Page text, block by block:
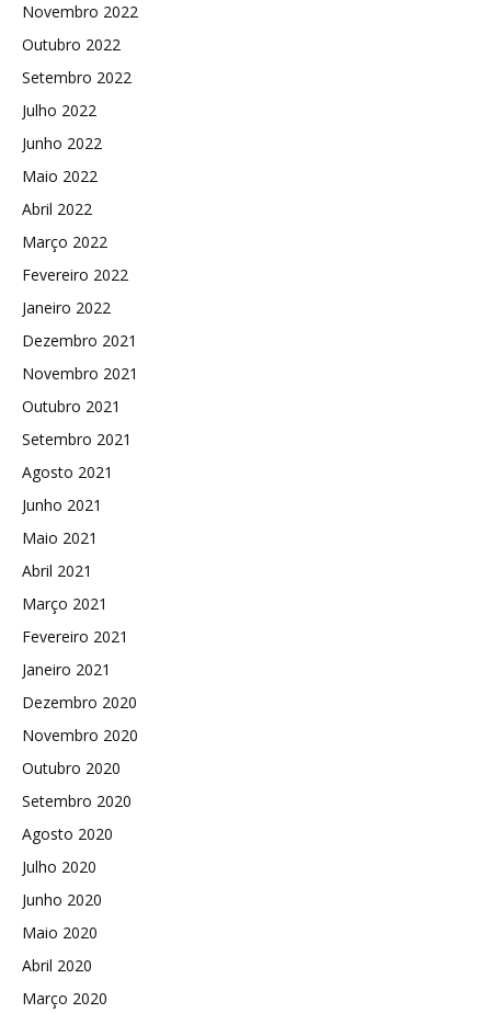
Novembro 2022
Outubro 2022
Setembro 2022
Julho 2022
Junho 2022
Maio 2022
Abril 2022
Março 2022
Fevereiro 2022
Janeiro 2022
Dezembro 2021
Novembro 2021
Outubro 2021
Setembro 2021
Agosto 2021
Junho 2021
Maio 2021
Abril 2021
Março 2021
Fevereiro 2021
Janeiro 2021
Dezembro 2020
Novembro 2020
Outubro 2020
Setembro 2020
Agosto 2020
Julho 2020
Junho 2020
Maio 2020
Abril 2020
Março 2020